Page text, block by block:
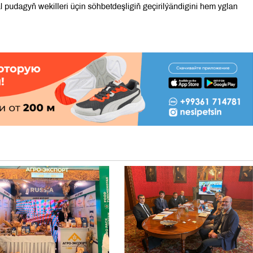
wekilleri üçin söhbetdeşligiň geçirilýändigini hem yglan